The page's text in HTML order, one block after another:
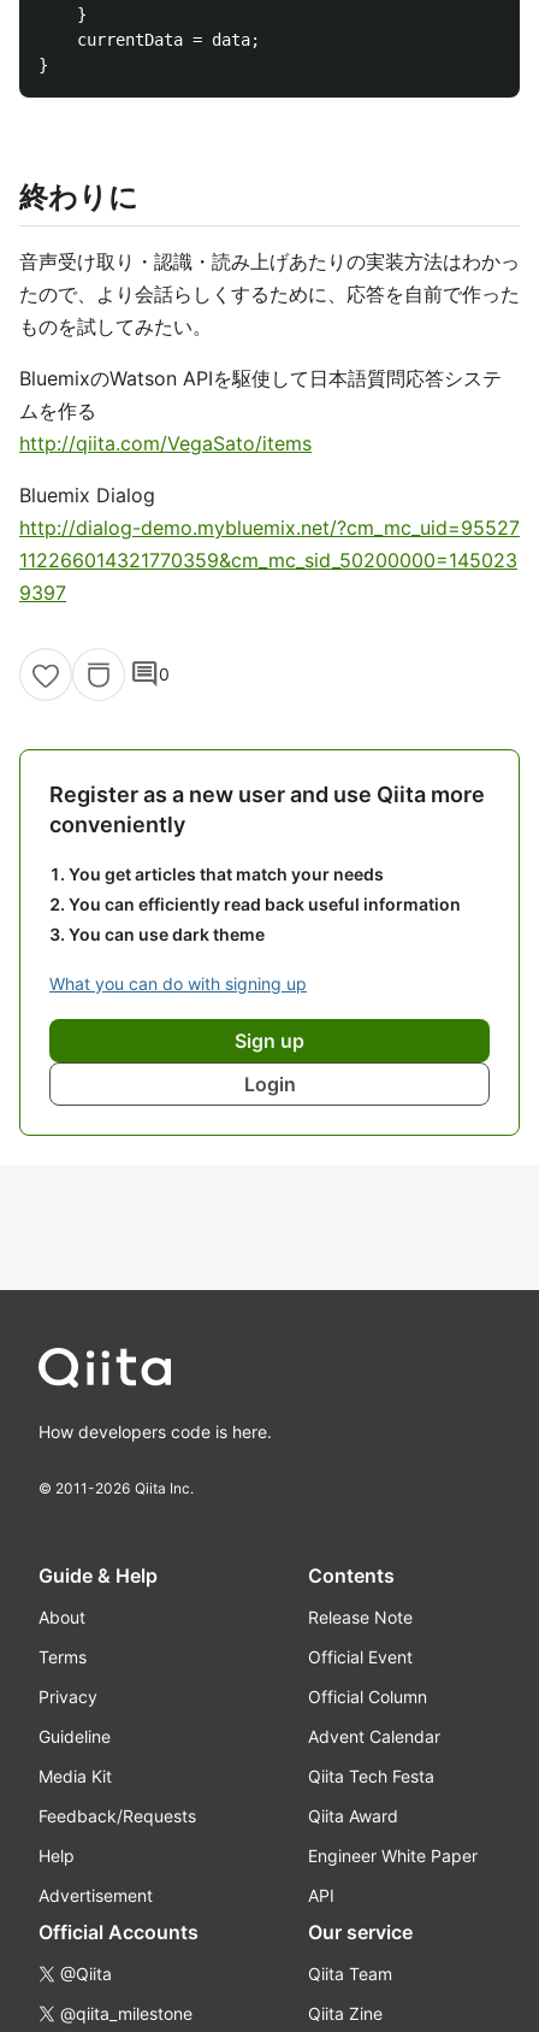
    }
    currentData = data;
終わりに
音声受け取り・認識・読み上げあたりの実装方法はわかっ
たので、より会話らしくするために、応答を自前で作った
ものを試してみたい。
BluemixのWatson APIを駆使して日本語質問応答システ
ムを作る
http://qiita.com/VegaSato/items
Bluemix Dialog
http://dialog-demo.mybluemix.net/?cm_mc_uid=95527
112266014321770359&cm_mc_sid_50200000=145023
9397
comment0
Register as a new user and use Qiita more
conveniently
You get articles that match your needs
You can efficiently read back useful information
You can use dark theme
What you can do with signing up
Sign up
Login
How developers code is here.
© 2011-2026 Qiita Inc.
Guide & Help
About
Terms
Privacy
Guideline
Media Kit
Feedback/Requests
Help
Advertisement
Contents
Release Note
Official Event
Official Column
Advent Calendar
Qiita Tech Festa
Qiita Award
Engineer White Paper
API
Official Accounts
@Qiita
@qiita_milestone
Our service
Qiita Team
Qiita Zine